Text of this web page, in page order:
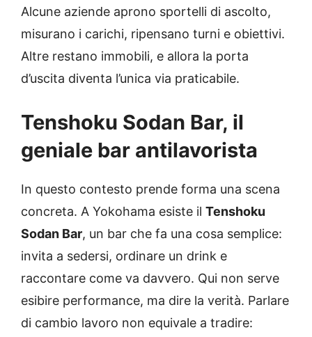
Alcune aziende aprono sportelli di ascolto,
misurano i carichi, ripensano turni e obiettivi.
Altre restano immobili, e allora la porta
d’uscita diventa l’unica via praticabile.
Tenshoku Sodan Bar, il
geniale bar antilavorista
In questo contesto prende forma una scena
concreta. A Yokohama esiste il Tenshoku
Sodan Bar, un bar che fa una cosa semplice:
invita a sedersi, ordinare un drink e
raccontare come va davvero. Qui non serve
esibire performance, ma dire la verità. Parlare
di cambio lavoro non equivale a tradire: